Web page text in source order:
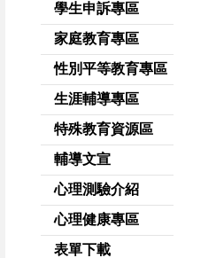
學生申訴專區
家庭教育專區
性別平等教育專區
生涯輔導專區
特殊教育資源區
輔導文宣
心理測驗介紹
心理健康專區
表單下載